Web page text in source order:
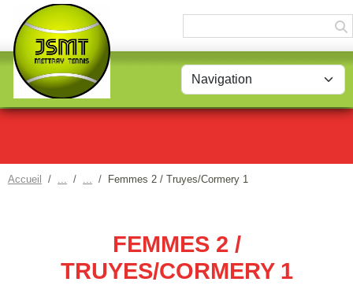
Accueil Femmes 2 / Truyes/Cormery 1
FEMMES 2 /
TRUYES/CORMERY 1
Panneau de gestion des cookies